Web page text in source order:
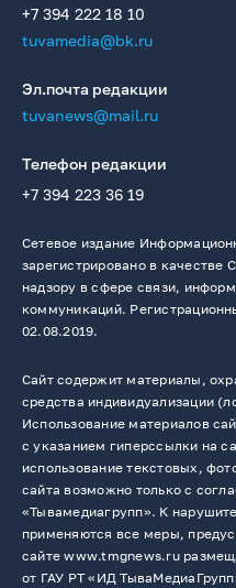
+7 394 222 18 10
tuvamedia@bk.ru
Эл.почта редакции
tuvanews@mail.ru
Телефон редакции
+7 394 223 36 19
Сетевое издание
зарегистрировано в
надзору в сфере связи,
коммуникаций.
02.08.2019.
Сайт содержит материалы,
средства индивидуализации
Использование материалов
с указанием гиперссылки на
использование текстовых,
сайта возможно только с
«Тывамедиагрупп». К
применяются все меры,
сайте www.tmgnews.ru
от ГАУ РТ «ИД